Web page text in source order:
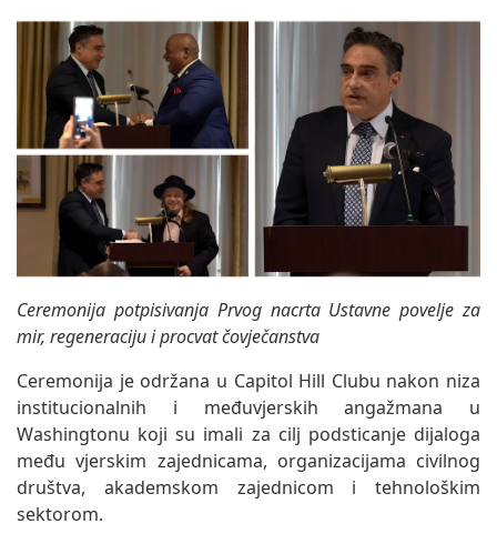
Ceremonija potpisivanja Prvog nacrta Ustavne povelje za
mir, regeneraciju i procvat čovječanstva
Ceremonija je održana u Capitol Hill Clubu nakon niza
institucionalnih i međuvjerskih angažmana u
Washingtonu koji su imali za cilj podsticanje dijaloga
među vjerskim zajednicama, organizacijama civilnog
društva, akademskom zajednicom i tehnološkim
sektorom.